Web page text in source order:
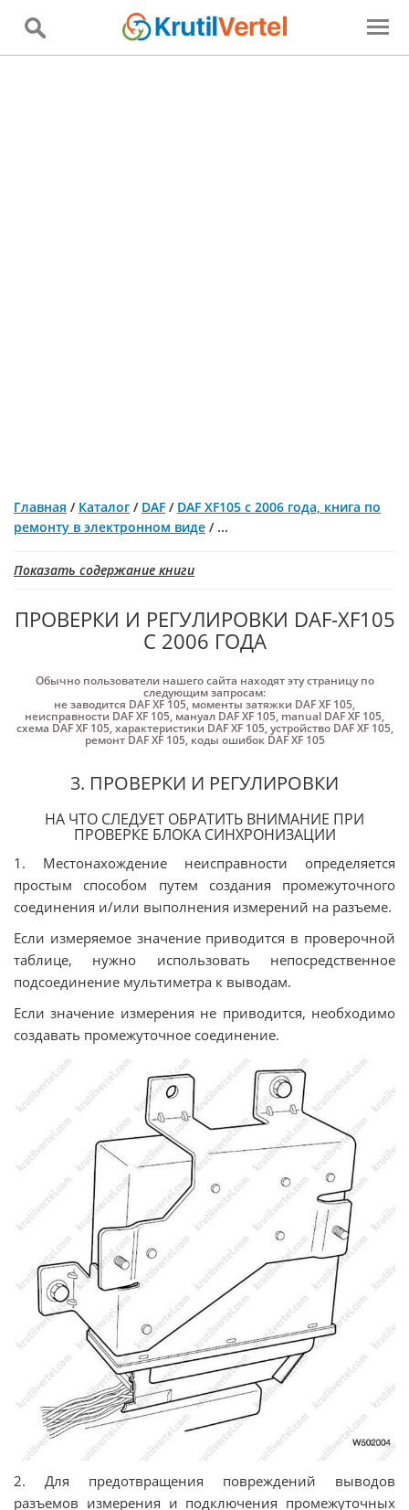
Главная / Каталог / DAF / DAF XF105 с 2006 года, книга по
ремонту в электронном виде / ...
Показать содержание книги
ПРОВЕРКИ И РЕГУЛИРОВКИ DAF-XF105
С 2006 ГОДА
Обычно пользователи нашего сайта находят эту страницу по
следующим запросам:
не заводится DAF XF 105, моменты затяжки DAF XF 105,
неисправности DAF XF 105, мануал DAF XF 105, manual DAF XF 105,
схема DAF XF 105,характеристики DAF XF 105,устройство DAF XF 105,
ремонт DAF XF 105, коды ошибок DAF XF 105
3. ПРОВЕРКИ И РЕГУЛИРОВКИ
НА ЧТО СЛЕДУЕТ ОБРАТИТЬ ВНИМАНИЕ ПРИ
ПРОВЕРКЕ БЛОКА СИНХРОНИЗАЦИИ
1. Местонахождение неисправности определяется
простым способом путем создания промежуточного
соединения и/или выполнения измерений на разъеме.
Если измеряемое значение приводится в проверочной
таблице, нужно использовать непосредственное
подсоединение мультиметра к выводам.
Если значение измерения не приводится, необходимо
создавать промежуточное соединение.
2. Для предотвращения повреждений выводов
разъемов измерения и подключения промежуточных